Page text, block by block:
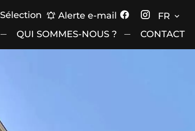
Sélection Alerte e-mail
FR
QUI SOMMES-NOUS ? CONTACT